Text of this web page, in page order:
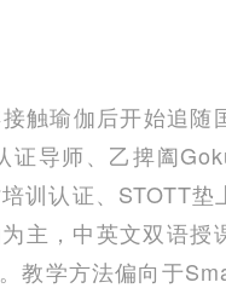
触瑜伽后开始追随
导师、乙捭阖
训认证、STOTT垫
主，中英文双语授
教学方法偏向于